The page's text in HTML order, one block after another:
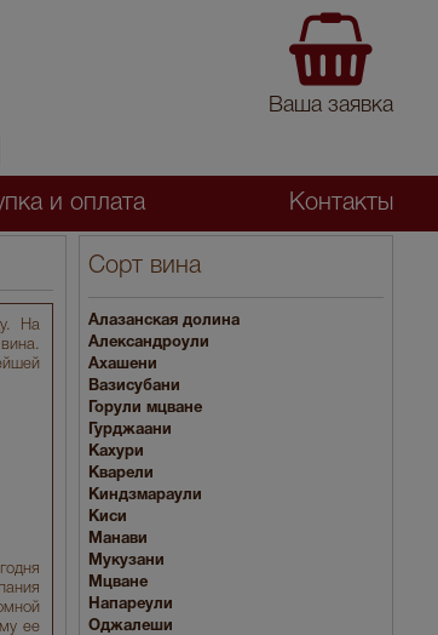
Ваша заявка
и оплата Контакты
На
ее
Сорт вина
Алазанская долина
Александроули
Ахашени
Вазисубани
Горули мцване
Гурджаани
Кахури
Кварели
Киндзмараули
Киси
Манави
Мукузани
Мцване
Напареули
Оджалеши